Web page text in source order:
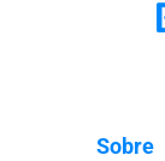
Sobre